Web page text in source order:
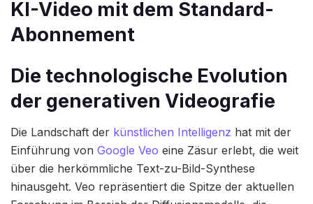
KI-Video mit dem Standard-
Abonnement
Die technologische Evolution
der generativen Videografie
Die Landschaft der künstlichen Intelligenz hat mit der
Einführung von Google Veo eine Zäsur erlebt, die weit
über die herkömmliche Text-zu-Bild-Synthese
hinausgeht. Veo repräsentiert die Spitze der aktuellen